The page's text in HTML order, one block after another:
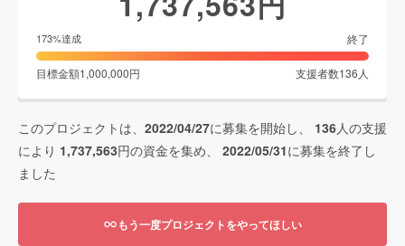
173%達成 終了
目標金額1,000,000円 支援者数136 人
このプロジェクトは、 2022/04/27に募集を開始し、 136人の支援
により 1,737,563円の資金を集め、 2022/05/31に募集を終了し
ました
もう一度プロジェクトをやってほしい